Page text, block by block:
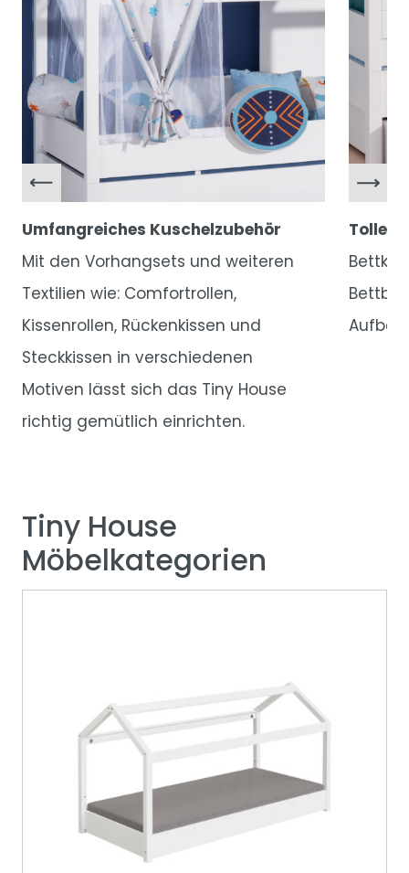
Umfangreiches Kuschelzubehör
Mit den Vorhangsets und weiteren
Textilien wie: Comfortrollen,
Kissenrollen, Rückenkissen und
Steckkissen in verschiedenen
Motiven lässt sich das Tiny House
richtig gemütlich einrichten.
Tolle
Tiny House
Möbelkategorien